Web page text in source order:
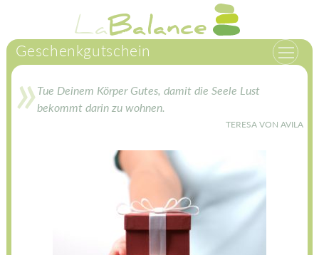
springen
LaBalance
Geschenkgutschein
Tue Deinem Körper Gutes, damit die Seele Lust
bekommt darin zu wohnen.
TERESA VON AVILA